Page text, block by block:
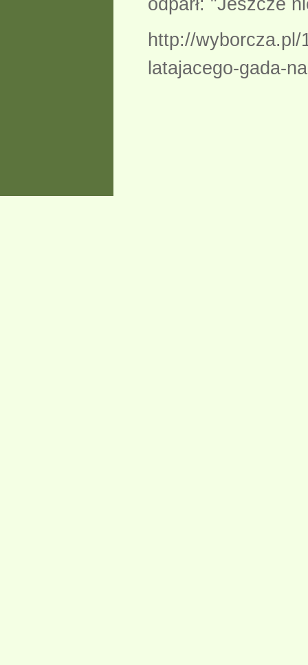
odparł: "Jeszcze
http://
latajacego-gada-